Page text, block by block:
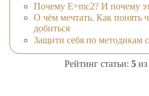
Почему E=mc2? И почему
О чём мечтать. Как понять
добиться
Защити себя по методикам
Рейтинг статьи: 5 из